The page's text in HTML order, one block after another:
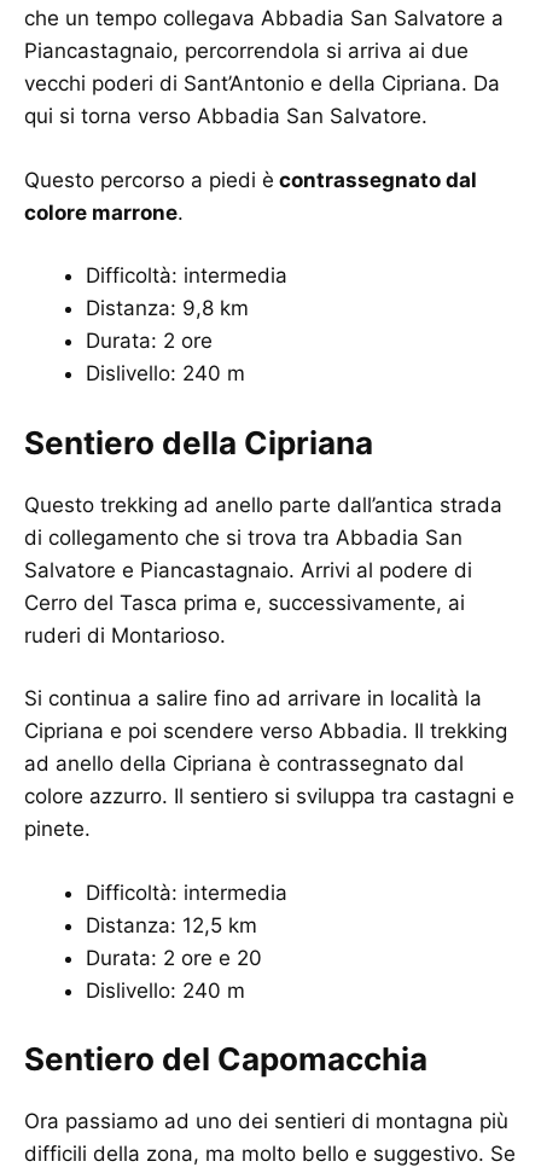
che un tempo collegava Abbadia San Salvatore a
Piancastagnaio, percorrendola si arriva ai due
vecchi poderi di Sant’Antonio e della Cipriana. Da
qui si torna verso Abbadia San Salvatore.
Questo percorso a piedi è contrassegnato dal
colore marrone.
Difficoltà: intermedia
Distanza: 9,8 km
Durata: 2 ore
Dislivello: 240 m
Sentiero della Cipriana
Questo trekking ad anello parte dall’antica strada
di collegamento che si trova tra Abbadia San
Salvatore e Piancastagnaio. Arrivi al podere di
Cerro del Tasca prima e, successivamente, ai
ruderi di Montarioso.
Si continua a salire fino ad arrivare in località la
Cipriana e poi scendere verso Abbadia. Il trekking
ad anello della Cipriana è contrassegnato dal
colore azzurro. Il sentiero si sviluppa tra castagni e
pinete.
Difficoltà: intermedia
Distanza: 12,5 km
Durata: 2 ore e 20
Dislivello: 240 m
Sentiero del Capomacchia
Ora passiamo ad uno dei sentieri di montagna più
difficili della zona, ma molto bello e suggestivo. Se